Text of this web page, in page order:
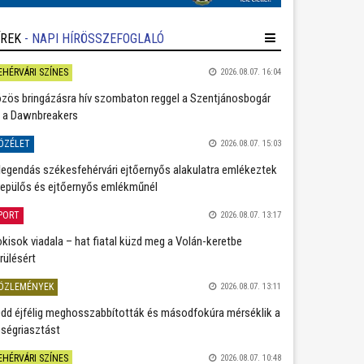
- NAPI HÍRÖSSZEFOGLALÓ
SZÍNES 2026.08.07. 16:04
bringázásra hív szombaton reggel a Szentjánosbogár
Dawnbreakers
2026.08.07. 15:03
székesfehérvári ejtőernyős alakulatra emlékeztek
és ejtőernyős emlékműnél
2026.08.07. 13:17
viadala – hat fiatal küzd meg a Volán-keretbe
2026.08.07. 13:11
éjfélig meghosszabbították és másodfokúra mérséklik a
SZÍNES 2026.08.07. 10:48